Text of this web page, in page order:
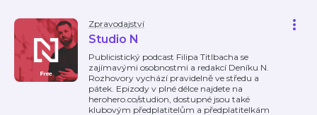
Zpravodajství
Studio N
Publicistický podcast Filipa Titlbacha se
zajímavými osobnostmi a redakcí Deníku N.
Rozhovory vychází pravidelně ve středu a
pátek. Epizody v plné délce najdete na
herohero.co/studion, dostupné jsou také
klubovým předplatitelům a předplatitelkám